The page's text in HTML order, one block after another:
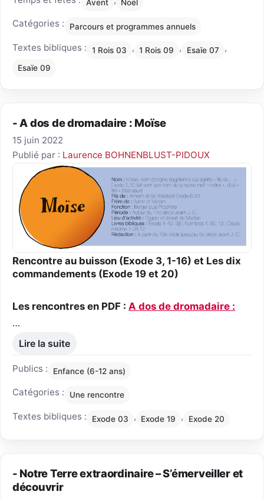
Avent Noël
Catégories : Parcours et programmes annuels
Textes bibliques : 1 Rois 03 , 1 Rois 09 , Esaïe 07 ,
Esaïe 09
- A dos de dromadaire : Moïse
15 juin 2022
Publié par : Laurence BOHNENBLUST-PIDOUX
Rencontre au buisson (Exode 3, 1-16) et Les dix
commandements (Exode 19 et 20)
Les rencontres en PDF : A dos de dromadaire :
…
Lire la suite
Publics : Enfance (6-12 ans)
Catégories : Une rencontre
Textes bibliques : Exode 03 , Exode 19 , Exode 20
- Notre Terre extraordinaire – S’émerveiller et
découvrir